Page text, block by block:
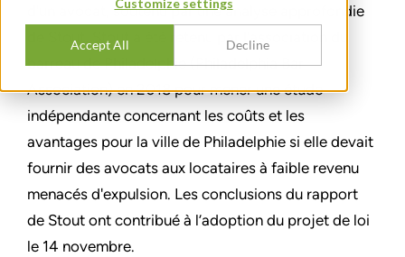
Customize settings
Accept All Decline
d'un avocat, soutenu par une analyse approfondie
de Stout. Stout a été retenu par l'association du
barreau de Philadelphie (Philadelphia Bar
Association) en 2018 pour mener une étude
indépendante concernant les coûts et les
avantages pour la ville de Philadelphie si elle devait
fournir des avocats aux locataires à faible revenu
menacés d'expulsion. Les conclusions du rapport
de Stout ont contribué à l’adoption du projet de loi
le 14 novembre.